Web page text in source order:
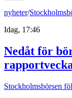
nyheter/
Idag, 17:46
Nedåt för
Stockholmsbörsen